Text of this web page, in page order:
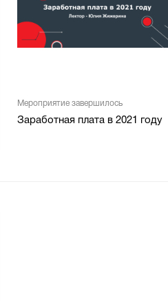
Мероприятие завершилось
Заработная плата в 2021 году